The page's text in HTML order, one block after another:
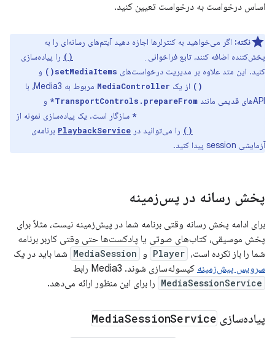
اساس درخواست به درخواست تعیین کنید.
نکته: اگر می‌خواهید به کنترلرها اجازه دهید آیتم‌های رسانه‌ای را به
پخش‌کننده اضافه کنند، تابع فراخوانی
را پیاده‌سازی
کنید. این متد علاوه بر مدیریت درخواست‌های setMediaItems() و
از یک MediaController
مربوط به Media3، با
APIهای قدیمی مانند
TransportControls.prepareFrom* و
سازگار است. یک پیاده‌سازی نمونه از
را می‌توانید در PlaybackService برنامه‌ی
آزمایشی session پیدا کنید.
پخش رسانه در پس‌زمینه
برای ادامه پخش رسانه وقتی برنامه شما در پیش‌زمینه نیست، مثلاً برای
پخش موسیقی، کتاب‌های صوتی یا پادکست‌ها حتی وقتی کاربر برنامه
شما را باز نکرده است، Player و MediaSession شما باید در یک
سرویس پیش‌زمینه کپسوله‌سازی شوند. Media3 رابط
MediaSessionService را برای این منظور ارائه می‌دهد.
پیاده‌سازی MediaSessionService